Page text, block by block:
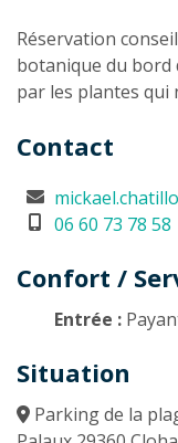
Réservation
botanique du bord
par les plantes
Contact
06 60 73 78 58
Confort /
Entrée :
Situation
Parking de la